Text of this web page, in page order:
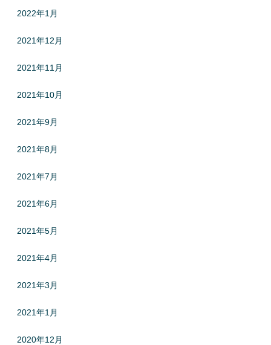
2022年1月
2021年12月
2021年11月
2021年10月
2021年9月
2021年8月
2021年7月
2021年6月
2021年5月
2021年4月
2021年3月
2021年1月
2020年12月